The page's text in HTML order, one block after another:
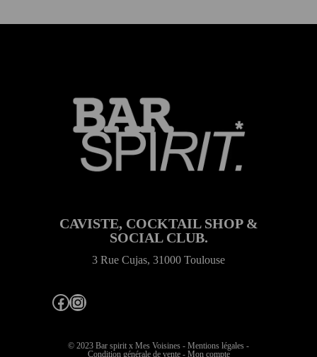
CAVISTE, COCKTAIL SHOP &
SOCIAL CLUB.
3 Rue Cujas, 31000 Toulouse
Facebook
Instagram
© 2023 Bar spirit x Mes Voisines - Mentions légales -
Condition générale de vente- Mon compte